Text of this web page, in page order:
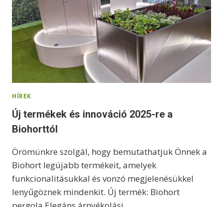
A
E
G
Y
Ü
T
M
Ö
D
É
HÍREK
Új termékek és innováció 2025-re a
Biohorttól
Örömünkre szolgál, hogy bemutathatjuk Önnek a
Biohort legújabb termékeit, amelyek
funkcionalitásukkal és vonzó megjelenésükkel
lenyűgöznek mindenkit. Új termék: Biohort